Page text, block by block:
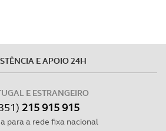
E APOIO 24H
E ESTRANGEIRO
215 915 915
para a rede fixa nacional